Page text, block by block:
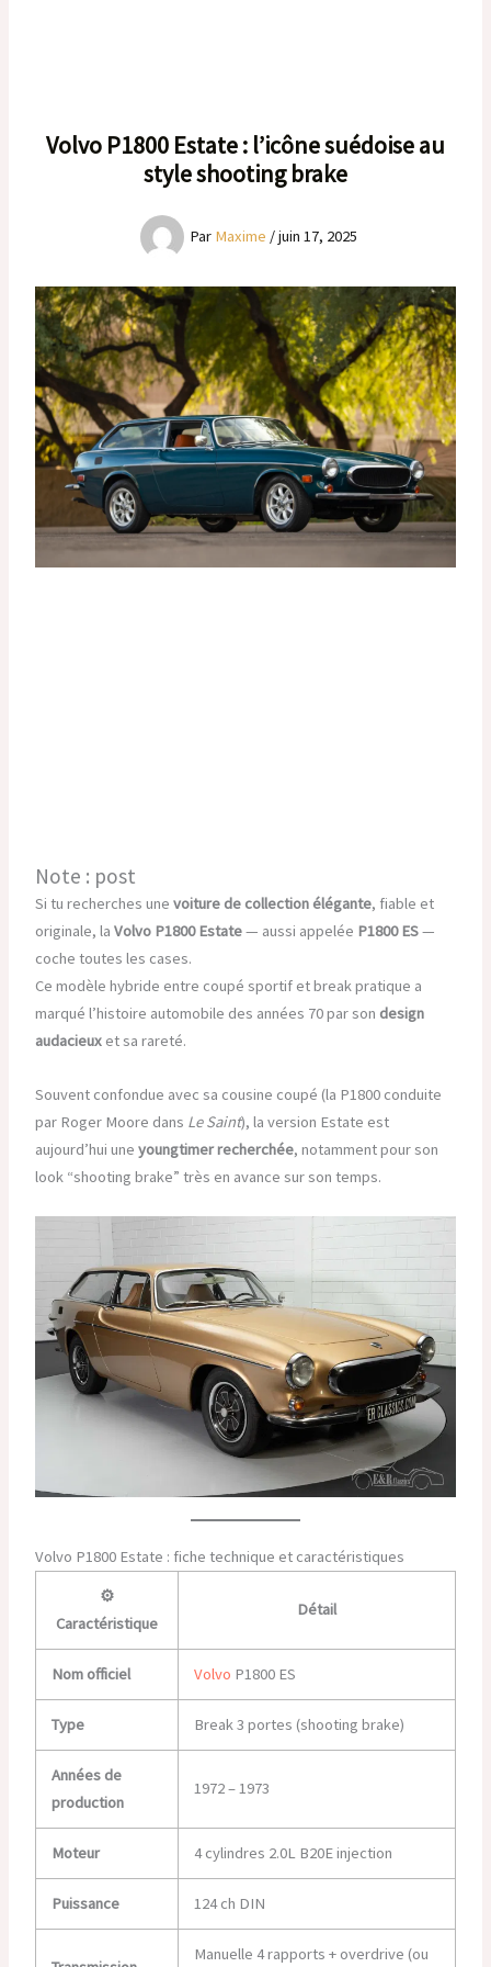
Volvo P1800 Estate : l’icône suédoise au
style shooting brake
Par Maxime /juin 17, 2025
Note : post
Si tu recherches une voiture de collection élégante, fiable et
originale, la Volvo P1800 Estate— aussi appelée P1800 ES—
coche toutes les cases.
Ce modèle hybride entre coupé sportif et break pratique a
marqué l’histoire automobile des années 70 par son design
audacieuxet sa rareté.
Souvent confondue avec sa cousine coupé (la P1800 conduite
par Roger Moore dans Le Saint), la version Estate est
aujourd’hui une youngtimer recherchée, notamment pour son
look “shooting brake” très en avance sur son temps.
Volvo P1800 Estate : fiche technique et caractéristiques
⚙️
Caractéristique
Détail
Nom officiel Volvo P1800 ES
Type Break 3 portes (shooting brake)
Années de
production
1972 – 1973
Moteur 4 cylindres 2.0L B20E injection
Puissance 124 ch DIN
Manuelle 4 rapports + overdrive (ou